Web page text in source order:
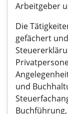
Arbeitgeber
Die
gefächert
und